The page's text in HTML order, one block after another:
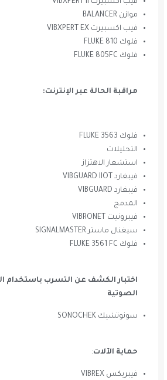
فيب اكسبيرت VIBXPERT II
موازن BALANCER
فيب اكسبيرت VIBXPERT EX
فلوك FLUKE 810
فلوك FLUKE 805FC
مراقبة الحالة عبر الإنترنت:
فلوك FLUKE 3563
التحليلات
استشعار الاهتزاز
فيبغارد VIBGUARD IIOT
فيبغارد VIBGUARD
المدمج
فيبرونيت VIBRONET
سيغنال ماستر SIGNALMASTER
فلوك FLUKE 3561 FC
اختبار الكشف عن التسرب باستخدام
الصوتية
سونوتشيك SONOCHEK
حماية الآلات:
فيبريكس